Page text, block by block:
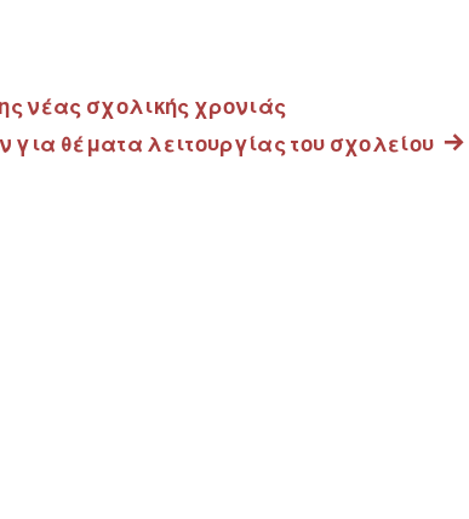
νέας σχολικής χρονιάς
θέματα λειτουργίας του σχολείουNext